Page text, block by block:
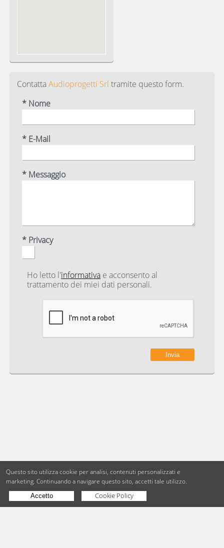
ContattaAudioprogetti Srl tramite questo form.
* Nome
* E-Mail
* Messaggio
* Privacy
Ho letto l'informativae acconsento al
trattamento dei miei dati personali.
Copyright © BdueB Srl PI 07755110967 Privacy Utilizzo dei cookie
Questo sito utilizza cookie per analisi, contenuti personalizzati e
marketing. Continuando a navigare questo sito, accetti tale utilizzo.
Accetto Cookie Policy